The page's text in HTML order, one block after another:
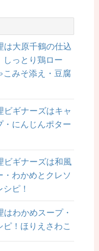
は大原千鶴の仕込
しっとり鶏ロー
こみそ添え・豆腐
ビギナーズはキャ
・にんじんポター
ビギナーズは和風
・わかめとクレソ
ピ！
わかめスープ・
！ほりえさわこ